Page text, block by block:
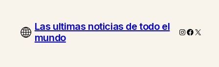
Las ultimas noticias de todo el
mundo
Instagram
X